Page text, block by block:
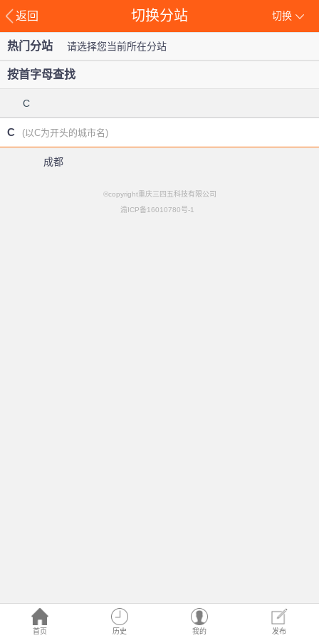
返回 切换
切换分站
首页 历史 我的 发布
热门分站 请选择您当前所在分站
按首字母查找
C
C (以C为开头的城市名)
成都
©copyright重庆三四五科技有限公司
渝ICP备16010780号-1